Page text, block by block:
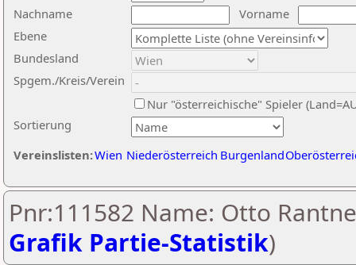
Nachname
Vorname
Ebene
Sortierung
Bundesland
Spgem./Kreis/Verein
Nur "österreichische" Spieler
Vereinslisten:Wien Niederösterreich Burgenland
Pnr:111582 Name: Otto
Grafik Partie-Statistik)